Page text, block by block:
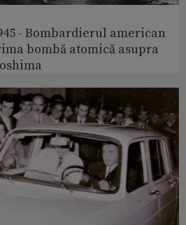
- Bombardierul american
bombă atomică asupra